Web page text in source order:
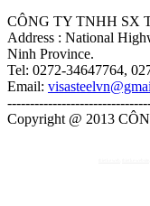
CÔNG TY TNHH SX
Address : National
Ninh Province.
Tel: 0272-34647764,
Email:
Copyright @ 2013